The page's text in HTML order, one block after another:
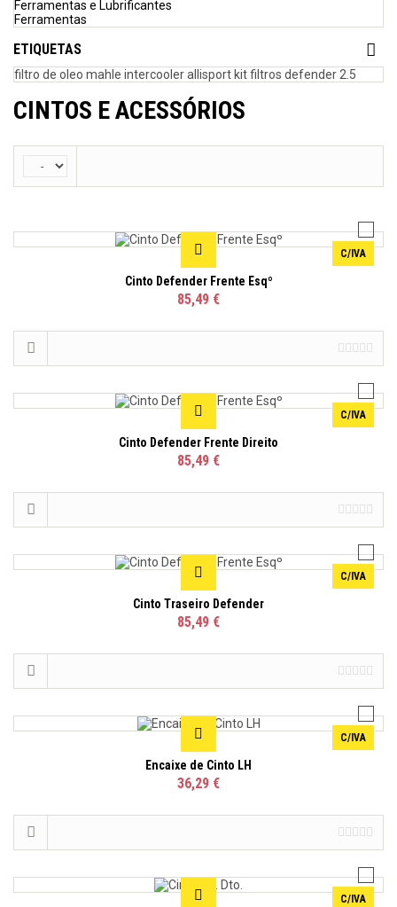
Ferramentas e Lubrificantes
Ferramentas
ETIQUETAS
filtro de oleo mahle intercooler allisport kit filtros defender 2.5
CINTOS E ACESSÓRIOS
C/IVA
Cinto Defender Frente Esqº
85,49 €
C/IVA
Cinto Defender Frente Direito
85,49 €
C/IVA
Cinto Traseiro Defender
85,49 €
C/IVA
Encaixe de Cinto LH
36,29 €
C/IVA